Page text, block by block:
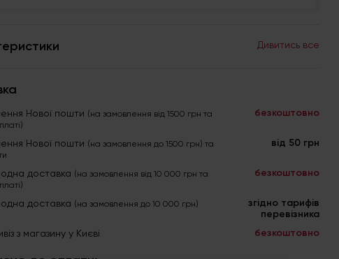
Дивитись все
Нової пошти (на замовлення від 1500 грн та
безкоштовно
Нової пошти (на замовлення до 1500 грн) та
від 50 грн
доставка (на замовлення від 10 000 грн та
безкоштовно
доставка (на замовлення до 10 000 грн)
згідно тарифів
перевізника
з магазину у Києві безкоштовно